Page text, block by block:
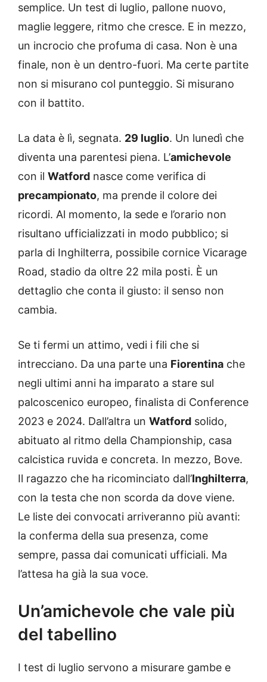
semplice. Un test di luglio, pallone nuovo,
maglie leggere, ritmo che cresce. E in mezzo,
un incrocio che profuma di casa. Non è una
finale, non è un dentro-fuori. Ma certe partite
non si misurano col punteggio. Si misurano
con il battito.
La data è lì, segnata. 29 luglio. Un lunedì che
diventa una parentesi piena. L’amichevole
con il Watford nasce come verifica di
precampionato, ma prende il colore dei
ricordi. Al momento, la sede e l’orario non
risultano ufficializzati in modo pubblico; si
parla di Inghilterra, possibile cornice Vicarage
Road, stadio da oltre 22 mila posti. È un
dettaglio che conta il giusto: il senso non
cambia.
Se ti fermi un attimo, vedi i fili che si
intrecciano. Da una parte una Fiorentina che
negli ultimi anni ha imparato a stare sul
palcoscenico europeo, finalista di Conference
2023 e 2024. Dall’altra un Watford solido,
abituato al ritmo della Championship, casa
calcistica ruvida e concreta. In mezzo, Bove.
Il ragazzo che ha ricominciato dall’Inghilterra,
con la testa che non scorda da dove viene.
Le liste dei convocati arriveranno più avanti:
la conferma della sua presenza, come
sempre, passa dai comunicati ufficiali. Ma
l’attesa ha già la sua voce.
Un’amichevole che vale più
del tabellino
I test di luglio servono a misurare gambe e